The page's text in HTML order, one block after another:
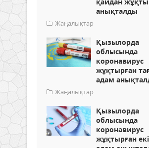
анықталды
Жаңалықтар
Қызылорда
облысында
коронавирус
жұқтырған
адам
Жаңалықтар
Қызылорда
облысында
коронавирус
жұқтырған